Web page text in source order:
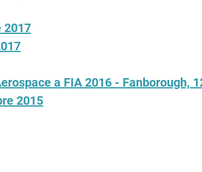
2017
a FIA 2016 - Fanborough,
2015